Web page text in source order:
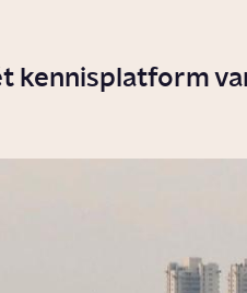
kennisplatform